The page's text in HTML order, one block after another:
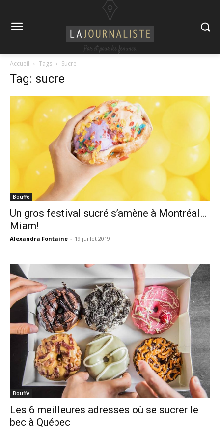
Accueil Tags Sucre
Tag: sucre
Bouffe
Un gros festival sucré s’amène à Montréal…
Miam!
Alexandra Fontaine - 19 juillet 2019
Bouffe
Les 6 meilleures adresses où se sucrer le
bec à Québec